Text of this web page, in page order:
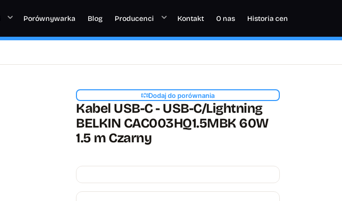
Porównywarka Blog Producenci Kontakt O nas Historia cen
Dodaj do porównania
Kabel USB-C - USB-C/Lightning
BELKIN CAC003HQ1.5MBK 60W
1.5 m Czarny